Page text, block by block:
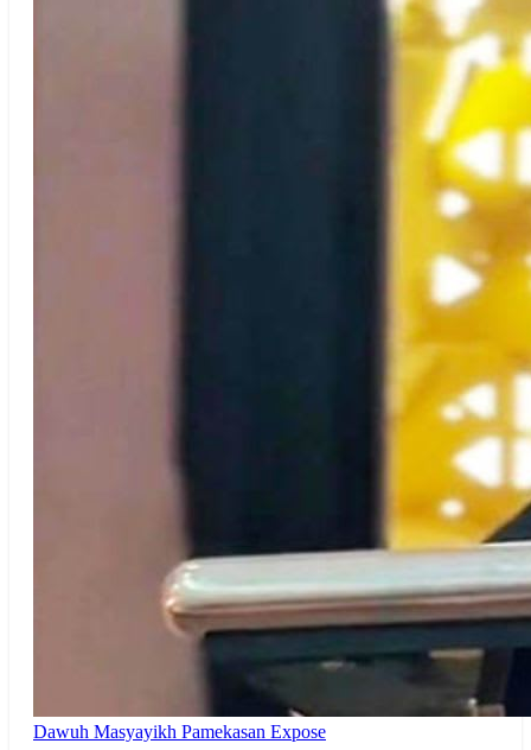
Dawuh Masyayikh Pamekasan Expose